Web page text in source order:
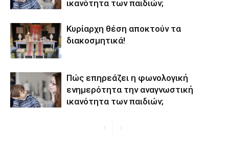
ικανότητα των παιδιών;
Κυρίαρχη θέση αποκτούν τα
διακοσμητικά!
Πώς επηρεάζει η φωνολογική
ενημερότητα την αναγνωστική
ικανότητα των παιδιών;